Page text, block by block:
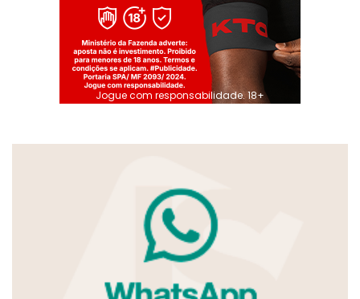
Jogue com responsabilidade. 18+